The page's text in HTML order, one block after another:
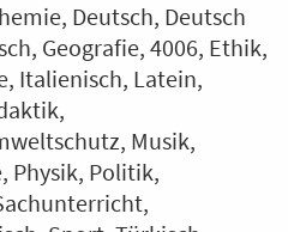
Deutsch Deutsch
Geografie 4006 Ethik
Italienisch Latein
Musik
Physik Politik